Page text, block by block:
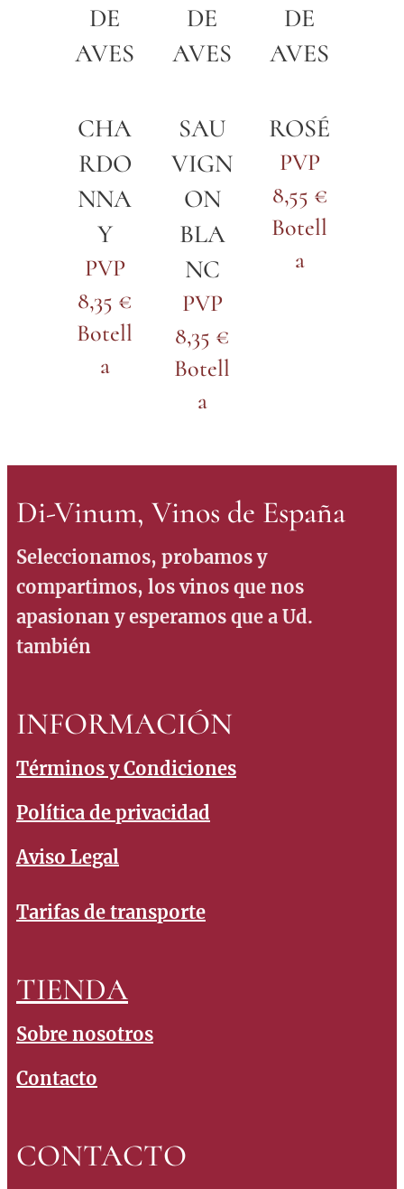
DE
AVES
CHA
RDO
NNA
Y
PVP
8,35 €
Botell
a
DE
AVES
SAU
VIGN
ON
BLA
NC
PVP
8,35 €
Botell
a
DE
AVES
ROSÉ
PVP
8,55 €
Botell
a
Di-Vinum, Vinos de España
Seleccionamos, probamos y
compartimos, los vinos que nos
apasionan y esperamos que a Ud.
también
INFORMACIÓN
Términos y Condiciones
Política de privacidad
Aviso Legal
Tarifas de transporte
TIENDA
Sobre nosotros
Contacto
CONTACTO